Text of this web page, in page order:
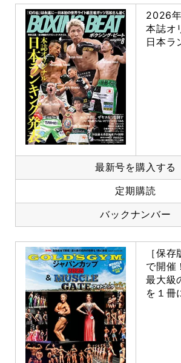
2026
本誌オ
日本ラ
最新号を購入する
定期購読
バックナンバー
［保
で開催！
最大級
を１冊